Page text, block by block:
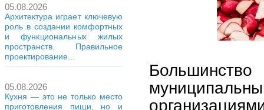
05.08.2026
Архитектура играет ключевую
роль в создании комфортных
и функциональных жилых
пространств. Правильное
проектирование...
05.08.2026
Кухня — это не только место
приготовления пищи, но и